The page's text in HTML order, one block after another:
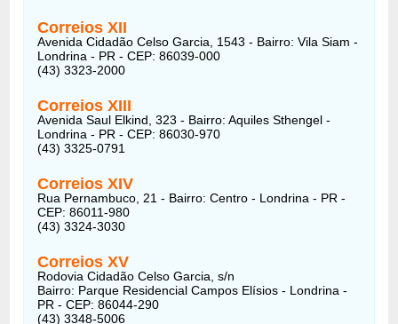
Correios XII
Avenida Cidadão Celso Garcia, 1543 - Bairro: Vila Siam -
Londrina - PR - CEP: 86039-000
(43) 3323-2000
Correios XIII
Avenida Saul Elkind, 323 - Bairro: Aquiles Sthengel -
Londrina - PR - CEP: 86030-970
(43) 3325-0791
Correios XIV
Rua Pernambuco, 21 - Bairro: Centro - Londrina - PR -
CEP: 86011-980
(43) 3324-3030
Correios XV
Rodovia Cidadão Celso Garcia, s/n
Bairro: Parque Residencial Campos Elísios - Londrina -
PR - CEP: 86044-290
(43) 3348-5006